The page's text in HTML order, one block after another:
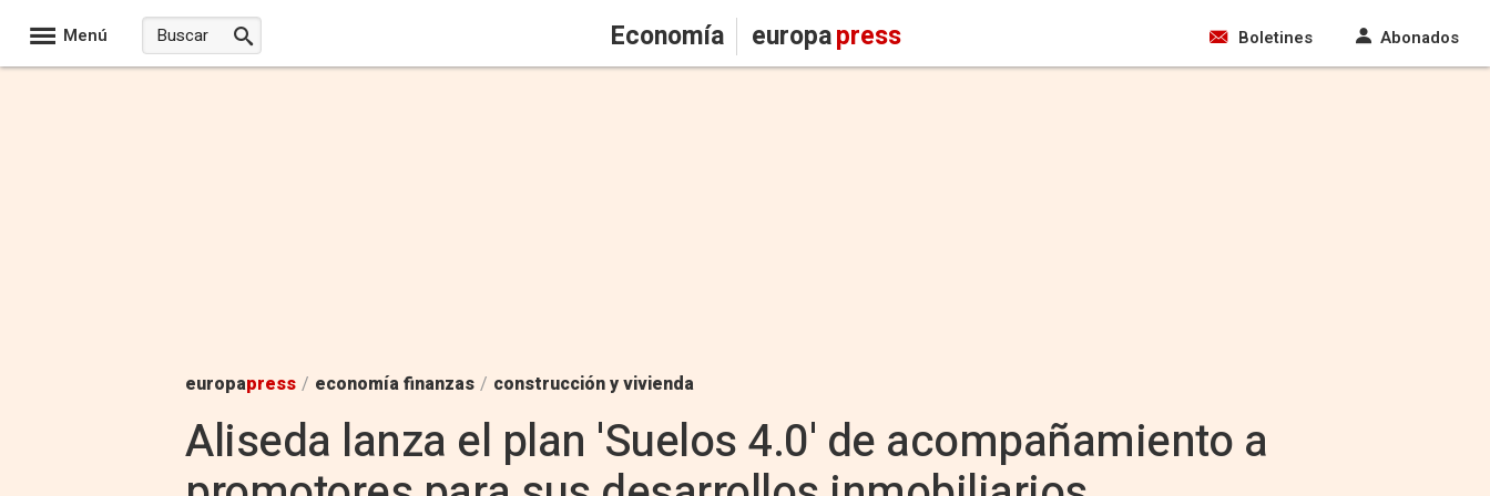
Menú Economía europapress Boletines Abonados
europapress / economía finanzas / construcción y vivienda
Aliseda lanza el plan 'Suelos 4.0' de acompañamiento a